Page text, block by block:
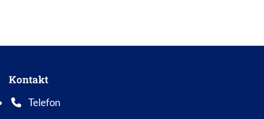
Kontakt
Telefon
Telefonnummer: 0 5 6 2 1 7 0 1 0